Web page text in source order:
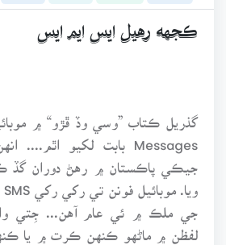
ڪجهه رهيل ايس ايم ايس
گذريل ڪتاب ”وسي وڏ ڦڙو“ ۾
جيڪي پاڪستان ۾ رهڻ دوران گڏ
جي ملڪ ۾ ئي عام آهن... جِتي
لفظن ۾ ماڻهو ڪنهن ڪرت ۾ يا